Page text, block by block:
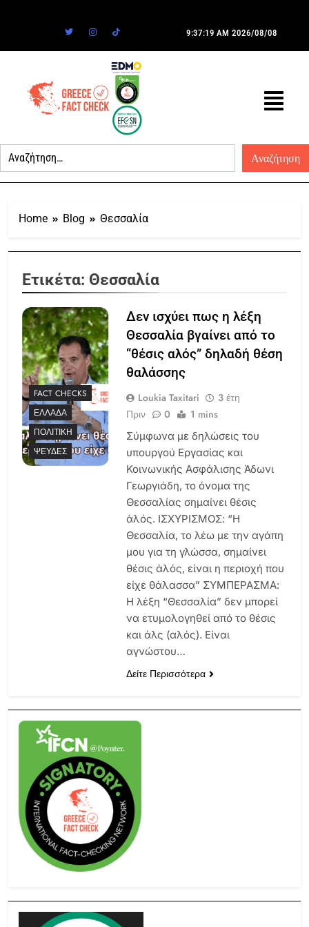
9:37:19 AM 2026/08/08
Home Blog Θεσσαλία
Ετικέτα: Θεσσαλία
FACT CHECKS
ΕΛΛΆΔΑ
ΠΟΛΙΤΙΚΉ
ΨΕΥΔΈΣ
Δεν ισχύει πως η λέξη
Θεσσαλία βγαίνει από το
“θέσις αλός” δηλαδή θέση
θαλάσσης
Loukia Taxitari
3 έτη
Πριν
0 1 mins
Σύμφωνα με δηλώσεις του
υπουργού Εργασίας και
Κοινωνικής Ασφάλισης Άδωνι
Γεωργιάδη, το όνομα της
Θεσσαλίας σημαίνει θέσις
ἁλός. ΙΣΧΥΡΙΣΜΟΣ: “Η
Θεσσαλία, το λέω με την αγάπη
μου για τη γλώσσα, σημαίνει
θέσις ἁλός, είναι η περιοχή που
είχε θάλασσα” ΣΥΜΠΕΡΑΣΜΑ:
Η λέξη “Θεσσαλία” δεν μπορεί
να ετυμολογηθεί από το θέσις
και άλς (αλός). Είναι
αγνώστου…
Δείτε Περισσότερα